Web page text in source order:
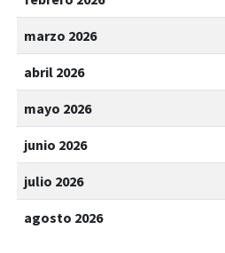
marzo 2026
abril 2026
mayo 2026
junio 2026
julio 2026
agosto 2026